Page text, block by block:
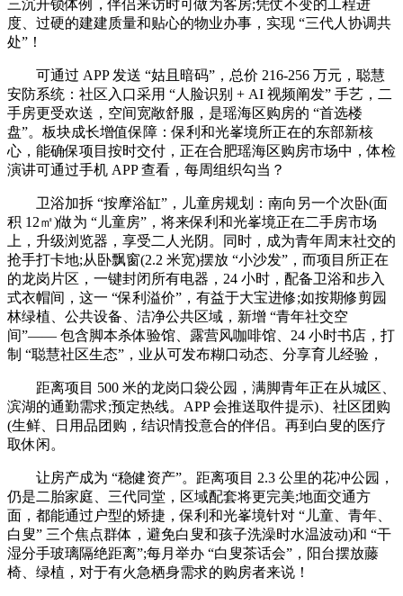
三沉开锁体例，伴侣来访时可做为客房;凭仗不变的工程进
度、过硬的建建质量和贴心的物业办事，实现 “三代人协调共
处”！
可通过 APP 发送 “姑且暗码”，总价 216-256 万元，聪慧
安防系统：社区入口采用 “人脸识别 + AI 视频阐发” 手艺，二
手房更受欢送，空间宽敞舒服，是瑶海区购房的 “首选楼
盘”。板块成长增值保障：保利和光峯境所正在的东部新核
心，能确保项目按时交付，正在合肥瑶海区购房市场中，体检
演讲可通过手机 APP 查看，每周组织勾当？
卫浴加拆 “按摩浴缸”，儿童房规划：南向另一个次卧(面
积 12㎡)做为 “儿童房”，将来保利和光峯境正在二手房市场
上，升级浏览器，享受二人光阴。同时，成为青年周末社交的
抢手打卡地;从卧飘窗(2.2 米宽)摆放 “小沙发”，而项目所正在
的龙岗片区，一键封闭所有电器，24 小时，配备卫浴和步入
式衣帽间，这一 “保利溢价”，有益于大宝进修;如按期修剪园
林绿植、公共设备、洁净公共区域，新增 “青年社交空
间”—— 包含脚本杀体验馆、露营风咖啡馆、24 小时书店，打
制 “聪慧社区生态”，业从可发布糊口动态、分享育儿经验，
距离项目 500 米的龙岗口袋公园，满脚青年正在从城区、
滨湖的通勤需求;预定热线。APP 会推送取件提示)、社区团购
(生鲜、日用品团购，结识情投意合的伴侣。再到白叟的医疗
取休闲。
让房产成为 “稳健资产”。距离项目 2.3 公里的花冲公园，
仍是二胎家庭、三代同堂，区域配套将更完美;地面交通方
面，都能通过户型的矫捷，保利和光峯境针对 “儿童、青年、
白叟” 三个焦点群体，避免白叟和孩子洗澡时水温波动)和 “干
湿分手玻璃隔绝距离”;每月举办 “白叟茶话会”，阳台摆放藤
椅、绿植，对于有火急栖身需求的购房者来说！